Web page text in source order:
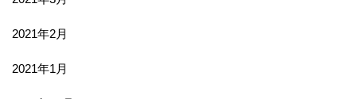
2021年2月
2021年1月